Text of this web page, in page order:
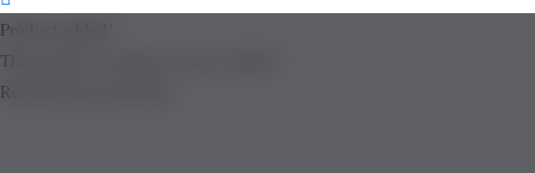
Product added!
The product is already in the wishlist!
Removed from Wishlist